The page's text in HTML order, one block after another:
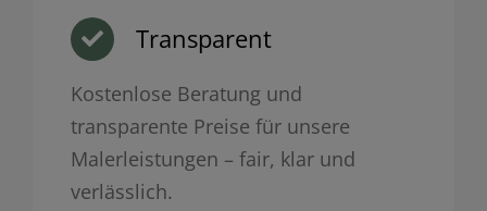
Transparent
Kostenlose Beratung und
transparente Preise für unsere
Malerleistungen – fair, klar und
verlässlich.